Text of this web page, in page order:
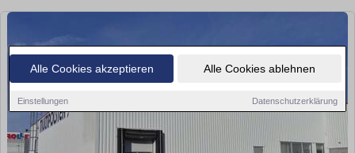
Alle Cookies akzeptieren Alle Cookies ablehnen
Einstellungen Datenschutzerklärung